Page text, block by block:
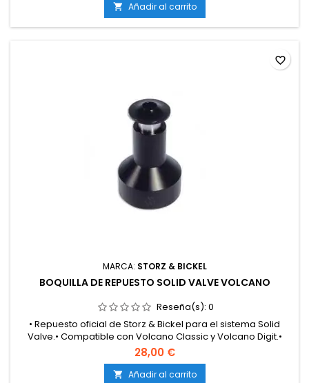
 Añadir al carrito
MARCA: STORZ & BICKEL
BOQUILLA DE REPUESTO SOLID VALVE VOLCANO
Reseña(s): 0
• Repuesto oficial de Storz & Bickel para el sistema Solid
Valve.• Compatible con Volcano Classic y Volcano Digit.•
Fabricada con materiales resistentes al calor y neutros al
sabor.• Encaje perfecto y cierre hermético sin fugas de
vapor.• Boquilla ergonómica para inhalaciones cómodas y
28,00 €
 Añadir al carrito
favorite_border